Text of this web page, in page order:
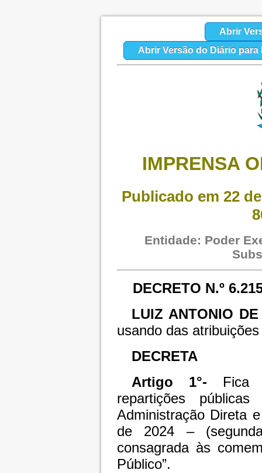
Abrir
Abrir Versão do Diário para
IMPRENSA
Publicado em 22
Entidade: Poder
DECRETO N.º
LUIZ ANTONIO
usando das
DECRETA
Artigo 1°- Fica
repartições
Administração Direta
de 2024 –
consagrada às
Público”.